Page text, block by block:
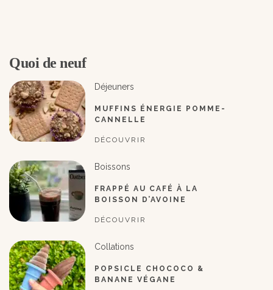
Quoi de neuf
Déjeuners
MUFFINS ÉNERGIE POMME-
CANNELLE
DÉCOUVRIR
Boissons
FRAPPÉ AU CAFÉ À LA
BOISSON D’AVOINE
DÉCOUVRIR
Collations
POPSICLE CHOCOCO &
BANANE VÉGANE